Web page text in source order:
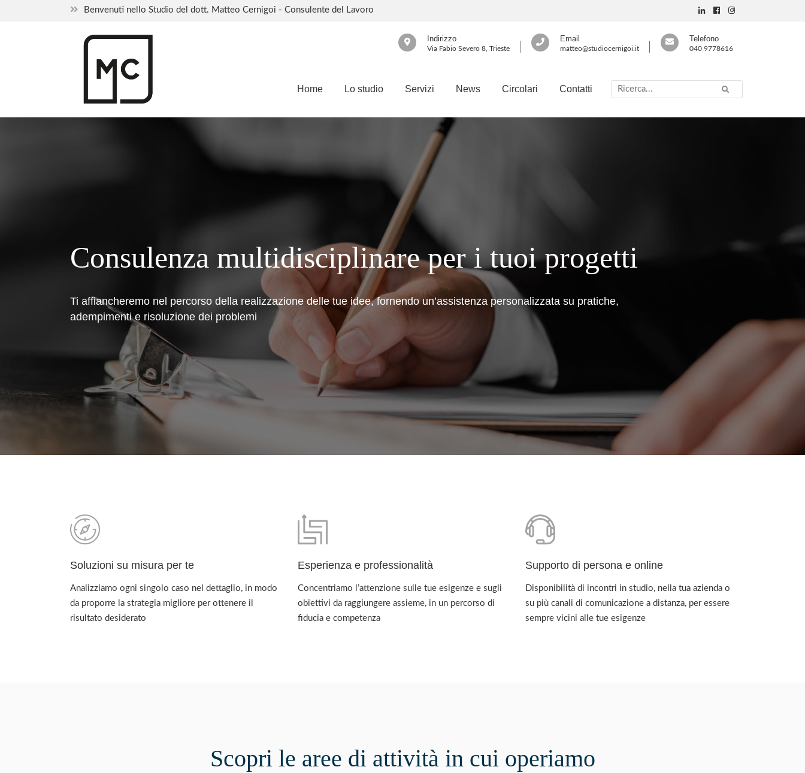
Benvenuti nello Studio del dott. Matteo Cernigoi - Consulente del Lavoro
Indirizzo
Via Fabio Severo 8, Trieste
Email
matteo@studiocernigoi.it
Telefono
040 9778616
Home Lo studio Servizi News Circolari Contatti
Consulenza multidisciplinare per i tuoi progetti
Ti affiancheremo nel percorso della realizzazione delle tue idee, fornendo un’assistenza personalizzata su pratiche,
adempimenti e risoluzione dei problemi
Soluzioni su misura per te
Analizziamo ogni singolo caso nel dettaglio, in modo
da proporre la strategia migliore per ottenere il
risultato desiderato
Esperienza e professionalità
Concentriamo l’attenzione sulle tue esigenze e sugli
obiettivi da raggiungere assieme, in un percorso di
fiducia e competenza
Supporto di persona e online
Disponibilità di incontri in studio, nella tua azienda o
su più canali di comunicazione a distanza, per essere
sempre vicini alle tue esigenze
Scopri le aree di attività in cui operiamo